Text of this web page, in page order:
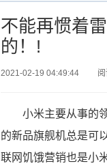
不能再惯着
的！!
2021-02-19 04:49:44
小米主要从事的
的新品旗舰机总是可
联网饥饿营销也是小